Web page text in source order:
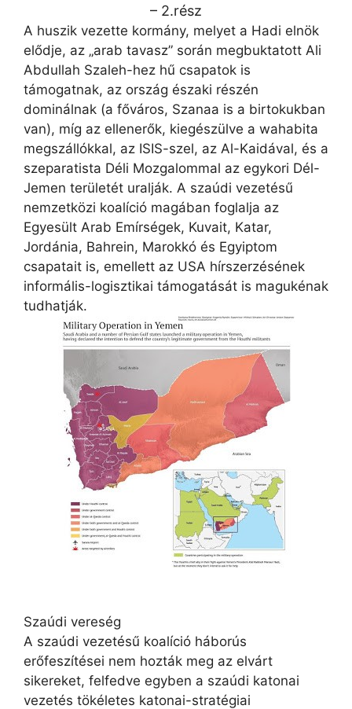
– 2.rész
A huszik vezette kormány, melyet a Hadi elnök
elődje, az „arab tavasz” során megbuktatott Ali
Abdullah Szaleh-hez hű csapatok is
támogatnak, az ország északi részén
dominálnak (a főváros, Szanaa is a birtokukban
van), míg az ellenerők, kiegészülve a wahabita
megszállókkal, az ISIS-szel, az Al-Kaidával, és a
szeparatista Déli Mozgalommal az egykori Dél-
Jemen területét uralják. A szaúdi vezetésű
nemzetközi koalíció magában foglalja az
Egyesült Arab Emírségek, Kuvait, Katar,
Jordánia, Bahrein, Marokkó és Egyiptom
csapatait is, emellett az USA hírszerzésének
informális-logisztikai támogatását is magukénak
tudhatják.
Szaúdi vereség
A szaúdi vezetésű koalíció háborús
erőfeszítései nem hozták meg az elvárt
sikereket, felfedve egyben a szaúdi katonai
vezetés tökéletes katonai-stratégiai